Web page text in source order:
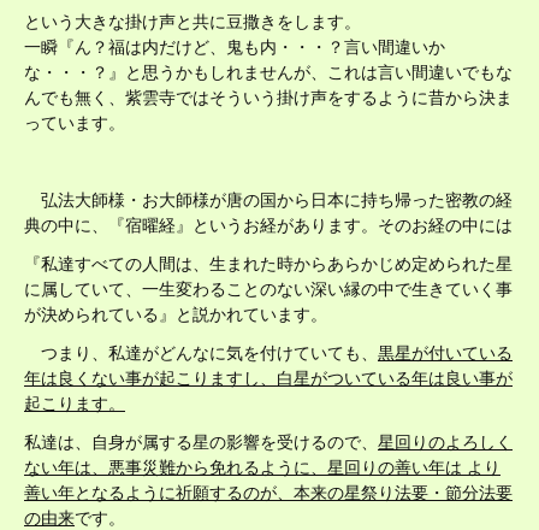
という大きな掛け声と共に豆撒きをします。
一瞬『ん？福は内だけど、鬼も内・・・？言い間違いか
な・・・？』と思うかもしれませんが、これは言い間違いでもな
んでも無く、紫雲寺ではそういう掛け声をするように昔から決ま
っています。
弘法大師様・お大師様が唐の国から日本に持ち帰った密教の経
典の中に、『宿曜経』というお経があります。そのお経の中には
『私達すべての人間は、生まれた時からあらかじめ定められた星
に属していて、一生変わることのない深い縁の中で生きていく事
が決められている』と説かれています。
つまり、私達がどんなに気を付けていても、 黒星が付いている
年は良くない事が起こりますし、白星がついている年は良い事が
起こります。
私達は、自身が属する星の影響を受けるので、 星回りのよろしく
ない年は、悪事災難から免れるように、星回りの善い年は より
善い年となるように祈願するのが、本来の星祭り法要・節分法要
の由来です。